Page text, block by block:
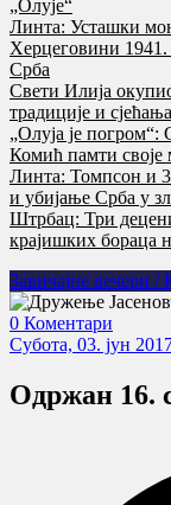
„Олује“
Линта: Усташки
Херцеговини
Срба
Свети Илија
традиције и
„Олуја је погром“:
Комић памти своје
Линта: Томпсон и
и убијање Срба у
Штрбац: Три
крајишких бораца
Завичајне вечери /
0 Коментари
Субота, 03. јун
Oдржан 16.